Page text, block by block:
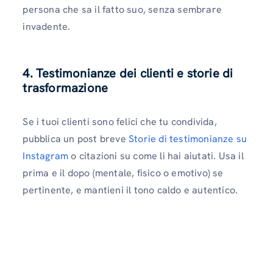
persona che sa il fatto suo, senza sembrare
invadente.
4. Testimonianze dei clienti e storie di
trasformazione
Se i tuoi clienti sono felici che tu condivida,
pubblica un post breve Storie di testimonianze su
Instagramo citazioni su come li hai aiutati. Usa il
prima e il dopo (mentale, fisico o emotivo) se
pertinente, e mantieni il tono caldo e autentico.